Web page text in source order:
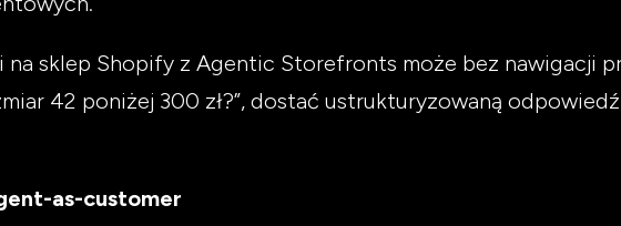
sklep Shopify z Agentic Storefronts może bez nawigacji
42 poniżej 300 zł?”, dostać ustrukturyzowaną
as-customer